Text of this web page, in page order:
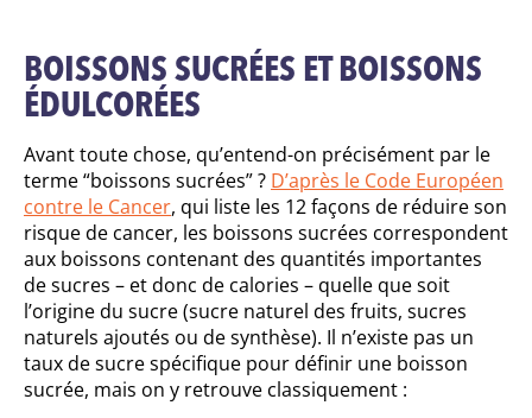
BOISSONS SUCRÉES ET BOISSONS
ÉDULCORÉES
Avant toute chose, qu’entend-on précisément par le
terme “boissons sucrées” ? D’après le Code Européen
contre le Cancer, qui liste les 12 façons de réduire son
risque de cancer, les boissons sucrées correspondent
aux boissons contenant des quantités importantes
de sucres – et donc de calories – quelle que soit
l’origine du sucre (sucre naturel des fruits, sucres
naturels ajoutés ou de synthèse). Il n’existe pas un
taux de sucre spécifique pour définir une boisson
sucrée, mais on y retrouve classiquement :